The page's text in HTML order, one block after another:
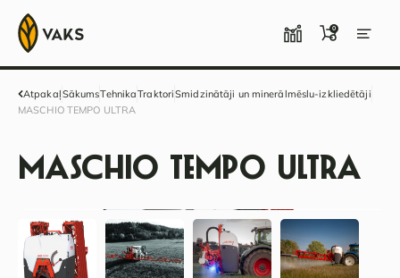
0
AtpakaļSākumsTehnikaTraktoriSmidzinātāji un minerālmēslu-izkliedētāji
MASCHIO TEMPO ULTRA
MASCHIO TEMPO ULTRA